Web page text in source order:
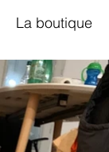
La boutique